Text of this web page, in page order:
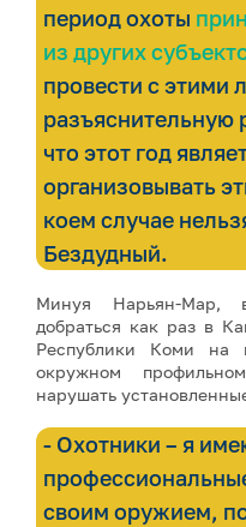
период охоты
из других
провести с этими
разъяснительную
что этот год
организовывать
коем случае
Бездудный.
Минуя Нарьян-Мар,
добраться как раз в
Республики Коми на
окружном
нарушать
- Охотники – я
своим оружием,